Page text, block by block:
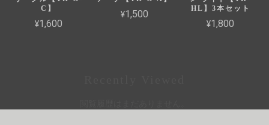
C】
¥1,600
¥1,500
HL】3本セット
¥1,800